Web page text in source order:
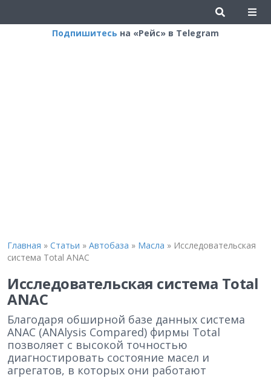
Подпишитесь на «Рейс» в Telegram
Главная » Статьи » Автобаза » Масла » Исследовательская
система Total ANAC
Исследовательская система Total
ANAC
Благодаря обширной базе данных система
ANAC (ANAlysis Compared) фирмы Total
позволяет с высокой точностью
диагностировать состояние масел и
агрегатов, в которых они работают